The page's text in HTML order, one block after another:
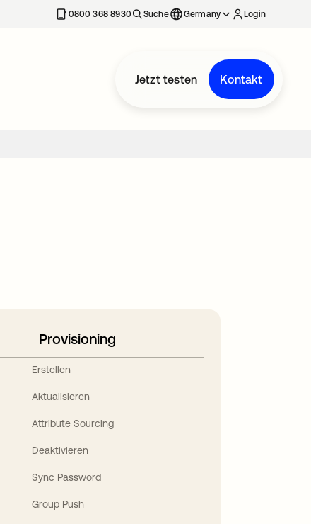
0800 368 8930 Suche Germany Login
Jetzt testen Kontakt
Provisioning
Erstellen
Aktualisieren
Attribute Sourcing
Deaktivieren
Sync Password
Group Push